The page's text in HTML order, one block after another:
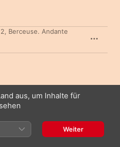
Berceuse. Andante
aus, um Inhalte für
Weiter